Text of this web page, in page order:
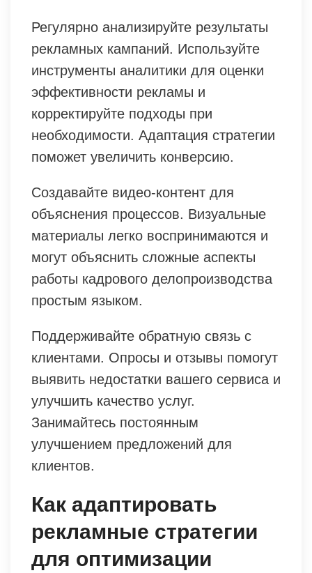
Регулярно анализируйте результаты
рекламных кампаний. Используйте
инструменты аналитики для оценки
эффективности рекламы и
корректируйте подходы при
необходимости. Адаптация стратегии
поможет увеличить конверсию.
Создавайте видео-контент для
объяснения процессов. Визуальные
материалы легко воспринимаются и
могут объяснить сложные аспекты
работы кадрового делопроизводства
простым языком.
Поддерживайте обратную связь с
клиентами. Опросы и отзывы помогут
выявить недостатки вашего сервиса и
улучшить качество услуг.
Занимайтесь постоянным
улучшением предложений для
клиентов.
Как адаптировать
рекламные стратегии
для оптимизации